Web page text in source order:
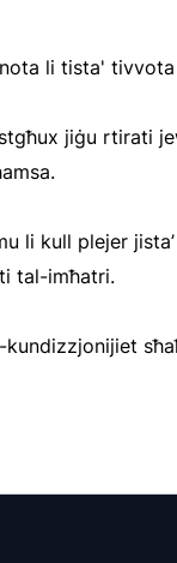
li tista'
jiġu rtirati
li kull plejer
tal-imħatri.